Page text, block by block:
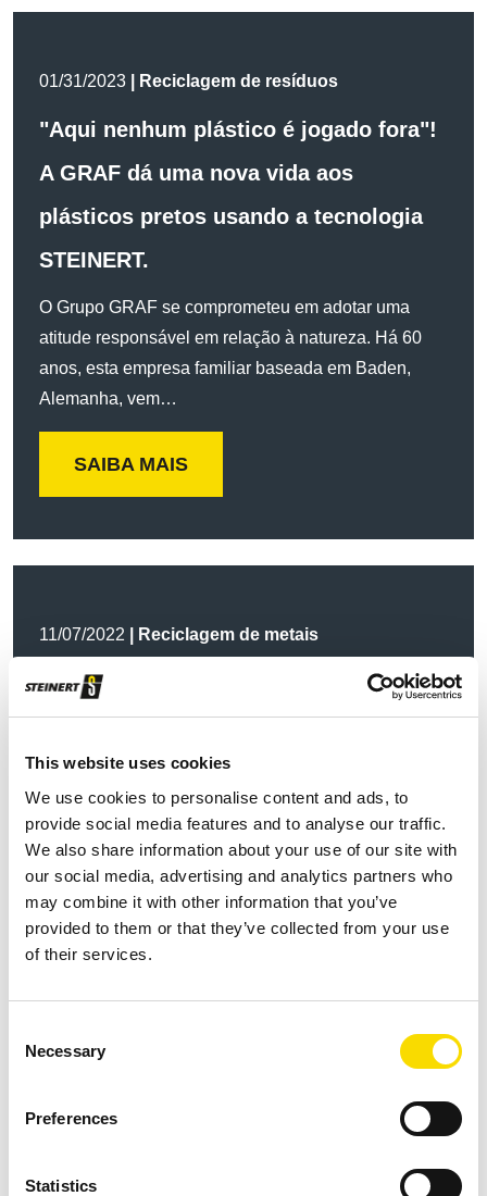
This website uses cookies
We use cookies to personalise content and ads, to
provide social media features and to analyse our traffic.
We also share information about your use of our site with
our social media, advertising and analytics partners who
may combine it with other information that you’ve
provided to them or that they’ve collected from your use
of their services.
Selection
Necessary
Preferences
Statistics
01/31/2023 | Reciclagem de resíduos
"Aqui nenhum plástico é jogado fora"!
A GRAF dá uma nova vida aos
plásticos pretos usando a tecnologia
STEINERT.
O Grupo GRAF se comprometeu em adotar uma
atitude responsável em relação à natureza. Há 60
anos, esta empresa familiar baseada em Baden,
Alemanha, vem…
SAIBA MAIS
11/07/2022 | Reciclagem de metais
O que os sistemas de classificação
trabalho? Uma conversa com Tobias
Thommen sobre qualidades na
classificação do alumínio,
sustentabilidade e arte.
A Thommen AG, parte do Thommen Group, é uma